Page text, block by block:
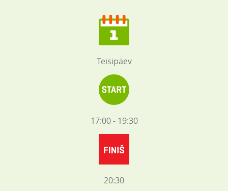
Teisipäev
17:00 - 19:30
20:30